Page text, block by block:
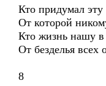
Кто придумал эту
От которой
Кто жизнь нашу в
От безделья всех
8